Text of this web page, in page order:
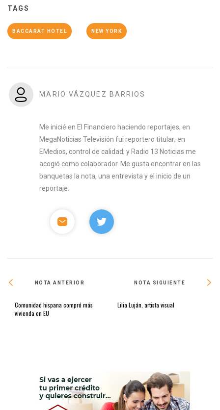
TAGS
BACCARAT HOTEL NEW YORK
MARIO VÁZQUEZ BARRIOS
Me inicié en El Financiero haciendo reportajes; en
MegaNoticias Televisión fui reportero titular; en
EMedios, control de calidad; y Radio 13 Noticias me
acogió como colaborador. Me gusta encontrar en las
banquetas la nota, una entrevista y el inicio de un
reportaje.
NOTA ANTERIOR
Comunidad hispana compró más
vivienda en EU
NOTA SIGUIENTE
Lilia Luján, artista visual